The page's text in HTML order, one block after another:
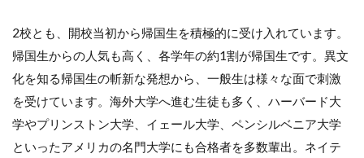
2校とも、開校当初から帰国生を積極的に受け入れています。
帰国生からの人気も高く、各学年の約1割が帰国生です。異文
化を知る帰国生の斬新な発想から、一般生は様々な面で刺激
を受けています。海外大学へ進む生徒も多く、ハーバード大
学やプリンストン大学、イェール大学、ペンシルベニア大学
といったアメリカの名門大学にも合格者を多数輩出。ネイテ